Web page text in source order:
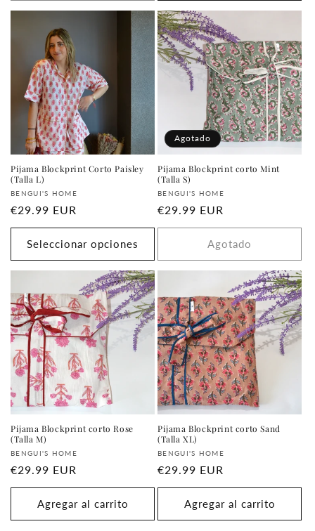
Pijama Blockprint Corto Paisley
(Talla L)
Proveedor:
BENGUI'S HOME
Precio
habitual
€29.99 EUR
Seleccionar opciones
Agotado
Pijama Blockprint corto Mint
(Talla S)
Proveedor:
BENGUI'S HOME
Precio
habitual
€29.99 EUR
Agotado
Pijama Blockprint corto Rose
(Talla M)
Proveedor:
BENGUI'S HOME
Precio
habitual
€29.99 EUR
Agregar al carrito
Pijama Blockprint corto Sand
(Talla XL)
Proveedor:
BENGUI'S HOME
Precio
habitual
€29.99 EUR
Agregar al carrito